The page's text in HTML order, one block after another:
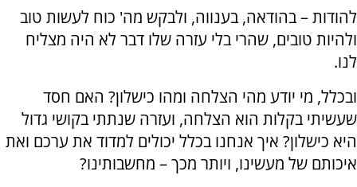
להודות – בהודאה, בענווה, ולבקש מה' כוח לעשות טוב
ולהיות טובים, שהרי בלי עזרה שלו דבר לא היה מצליח
לנו.
ובכלל, מי יודע מהי הצלחה ומהו כישלון? האם חסד
שעשיתי בקלות הוא הצלחה, ועזרה שנתתי בקושי גדול
היא כישלון? איך אנחנו בכלל יכולים למדוד את ערכם ואת
איכותם של מעשינו, ויותר מכך – מחשבותינו?